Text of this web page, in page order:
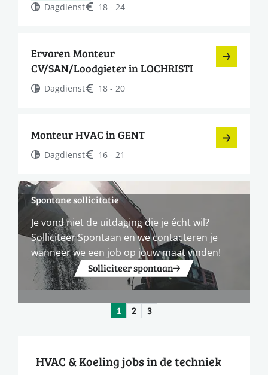
Dagdienst 18 - 24
Ervaren Monteur
CV/SAN/Loodgieter in LOCHRISTI
Dagdienst 18 - 20
Monteur HVAC in GENT
Dagdienst 16 - 21
Spontane sollicitatie
Je vond niet de uitdaging die je écht wil?
Solliciteer Spontaan en we contacteren je
wanneer we een job op jouw maat vinden!
Solliciteer spontaan
1 2 3
HVAC & Koeling jobs in de techniek